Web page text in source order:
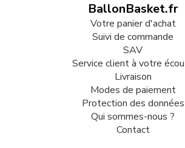
BallonBasket.fr
Votre panier d'achat
Suivi de commande
SAV
Service client à votre
Livraison
Modes de paiement
Protection des données
Qui sommes-nous ?
Contact